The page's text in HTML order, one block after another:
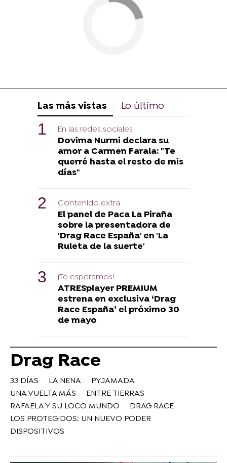
Las más vistas Lo último
En las redes sociales
Dovima Nurmi declara su
amor a Carmen Farala: "Te
querré hasta el resto de mis
días"
Contenido extra
El panel de Paca La Piraña
sobre la presentadora de
'Drag Race España' en 'La
Ruleta de la suerte'
¡Te esperamos!
ATRESplayer PREMIUM
estrena en exclusiva ‘Drag
Race España’ el próximo 30
de mayo
Drag Race
33 DÍAS LA NENA
PYJAMADA
UNA VUELTA MÁS
ENTRE TIERRAS
RAFAELA Y SU LOCO MUNDO
DRAG RACE
LOS PROTEGIDOS: UN NUEVO PODER
DISPOSITIVOS